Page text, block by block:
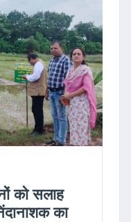
को सलाह
का